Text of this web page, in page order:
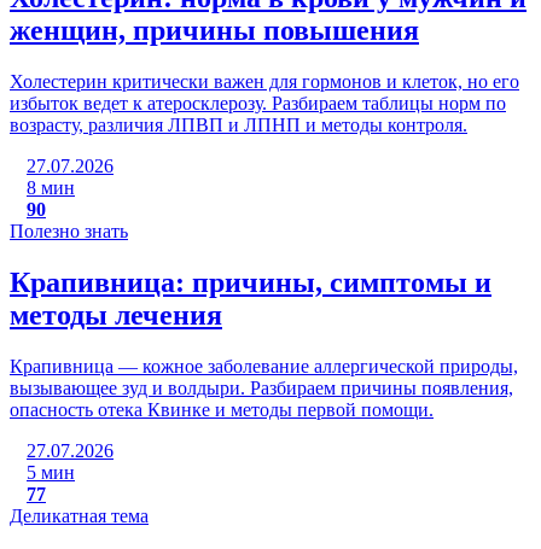
женщин, причины повышения
Холестерин критически важен для гормонов и клеток, но его
избыток ведет к атеросклерозу. Разбираем таблицы норм по
возрасту, различия ЛПВП и ЛПНП и методы контроля.
27.07.2026
8 мин
90
Полезно знать
Крапивница: причины, симптомы и
методы лечения
Крапивница — кожное заболевание аллергической природы,
вызывающее зуд и волдыри. Разбираем причины появления,
опасность отека Квинке и методы первой помощи.
27.07.2026
5 мин
77
Деликатная тема